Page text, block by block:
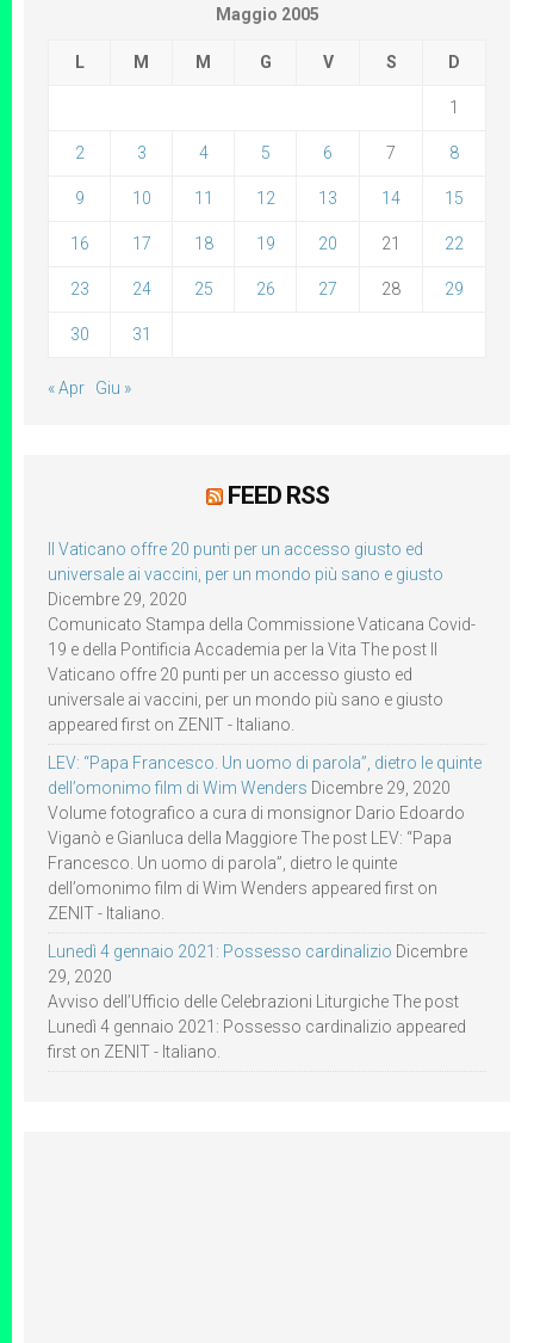
Maggio 2005
L M M G V S D
1
2 3 4 5 6 7 8
9 10 11 12 13 14 15
16 17 18 19 20 21 22
23 24 25 26 27 28 29
30 31
« Apr Giu »
FEED RSS
Il Vaticano offre 20 punti per un accesso giusto ed
universale ai vaccini, per un mondo più sano e giusto
Dicembre 29, 2020
Comunicato Stampa della Commissione Vaticana Covid-
19 e della Pontificia Accademia per la Vita The post Il
Vaticano offre 20 punti per un accesso giusto ed
universale ai vaccini, per un mondo più sano e giusto
appeared first on ZENIT - Italiano.
LEV: “Papa Francesco. Un uomo di parola”, dietro le quinte
dell’omonimo film di Wim Wenders Dicembre 29, 2020
Volume fotografico a cura di monsignor Dario Edoardo
Viganò e Gianluca della Maggiore The post LEV: “Papa
Francesco. Un uomo di parola”, dietro le quinte
dell’omonimo film di Wim Wenders appeared first on
ZENIT - Italiano.
Lunedì 4 gennaio 2021: Possesso cardinalizio Dicembre
29, 2020
Avviso dell’Ufficio delle Celebrazioni Liturgiche The post
Lunedì 4 gennaio 2021: Possesso cardinalizio appeared
first on ZENIT - Italiano.